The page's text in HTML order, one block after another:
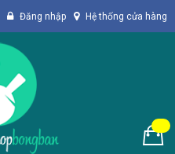
Đăng nhập Hệ thống cửa hàng